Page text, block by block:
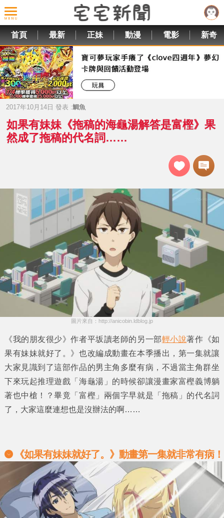
首頁 最新 正妹 動漫 電影 新奇
2017年10月14日 發表 :鯛魚
如果有妹妹《拖稿的海龜湯解答是富樫》果
然成了拖稿的代名詞……
圖片來自：http://anicobin.ldblog.jp
《我的朋友很少》作者平坂讀老師的另一部輕小說著作 《如
果有妹妹就好了。》也改編成動畫在本季播出，第一集就讓
大家見識到了這部作品的男主角多麼有病，不過當主角群坐
下來玩起推理遊戲 「海龜湯」 的時候卻讓漫畫家富樫義博躺
著也中槍！？畢竟 「富樫」 兩個字早就是 「拖稿」 的代名詞
了，大家這麼連想也是沒辦法的啊……
《如果有妹妹就好了。》 動畫第一集就非常有病！